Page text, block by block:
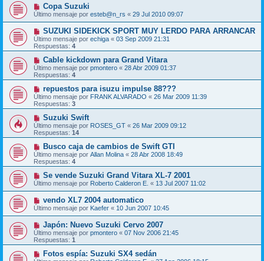
Copa Suzuki
Último mensaje por esteb@n_rs « 29 Jul 2010 09:07
SUZUKI SIDEKICK SPORT MUY LERDO PARA ARRANCAR
Último mensaje por echiga « 03 Sep 2009 21:31
Respuestas: 4
Cable kickdown para Grand Vitara
Último mensaje por pmontero « 28 Abr 2009 01:37
Respuestas: 4
repuestos para isuzu impulse 88???
Último mensaje por FRANK ALVARADO « 26 Mar 2009 11:39
Respuestas: 3
Suzuki Swift
Último mensaje por ROSES_GT « 26 Mar 2009 09:12
Respuestas: 14
Busco caja de cambios de Swift GTI
Último mensaje por Allan Molina « 28 Abr 2008 18:49
Respuestas: 4
Se vende Suzuki Grand Vitara XL-7 2001
Último mensaje por Roberto Calderon E. « 13 Jul 2007 11:02
vendo XL7 2004 automatico
Último mensaje por Kaefer « 10 Jun 2007 10:45
Japón: Nuevo Suzuki Cervo 2007
Último mensaje por pmontero « 07 Nov 2006 21:45
Respuestas: 1
Fotos espía: Suzuki SX4 sedán